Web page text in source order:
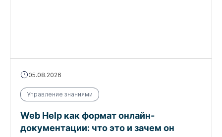
05.08.2026
Управление знаниями
Web Help как формат онлайн-
документации: что это и зачем он